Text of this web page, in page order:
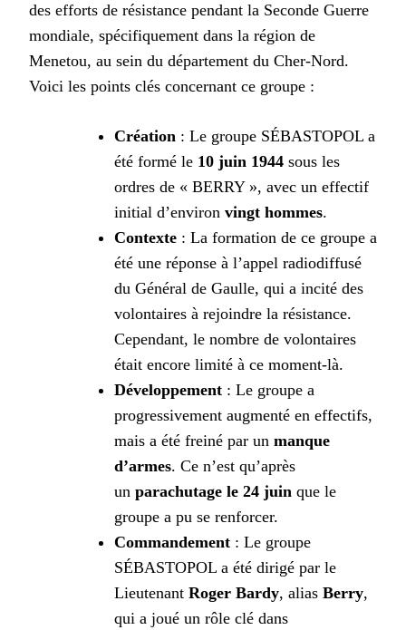
des efforts de résistance pendant la Seconde Guerre
mondiale, spécifiquement dans la région de
Menetou, au sein du département du Cher-Nord.
Voici les points clés concernant ce groupe :
Création : Le groupe SÉBASTOPOL a
été formé le 10 juin 1944 sous les
ordres de « BERRY », avec un effectif
initial d’environ vingt hommes.
Contexte : La formation de ce groupe a
été une réponse à l’appel radiodiffusé
du Général de Gaulle, qui a incité des
volontaires à rejoindre la résistance.
Cependant, le nombre de volontaires
était encore limité à ce moment-là.
Développement : Le groupe a
progressivement augmenté en effectifs,
mais a été freiné par un manque
d’armes. Ce n’est qu’après
un parachutage le 24 juin que le
groupe a pu se renforcer.
Commandement : Le groupe
SÉBASTOPOL a été dirigé par le
Lieutenant Roger Bardy, alias Berry,
qui a joué un rôle clé dans